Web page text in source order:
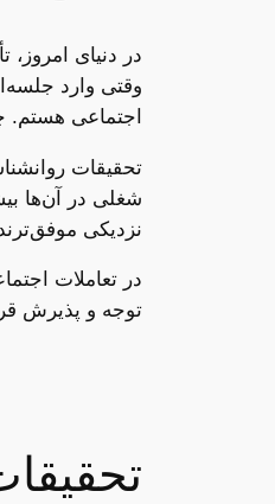
در دنیای
وقتی وارد
اجتماعی هستم.
تحقیقات
شغلی در آن‌ها
نزدیکی
در تعاملات
توجه و پذیرش